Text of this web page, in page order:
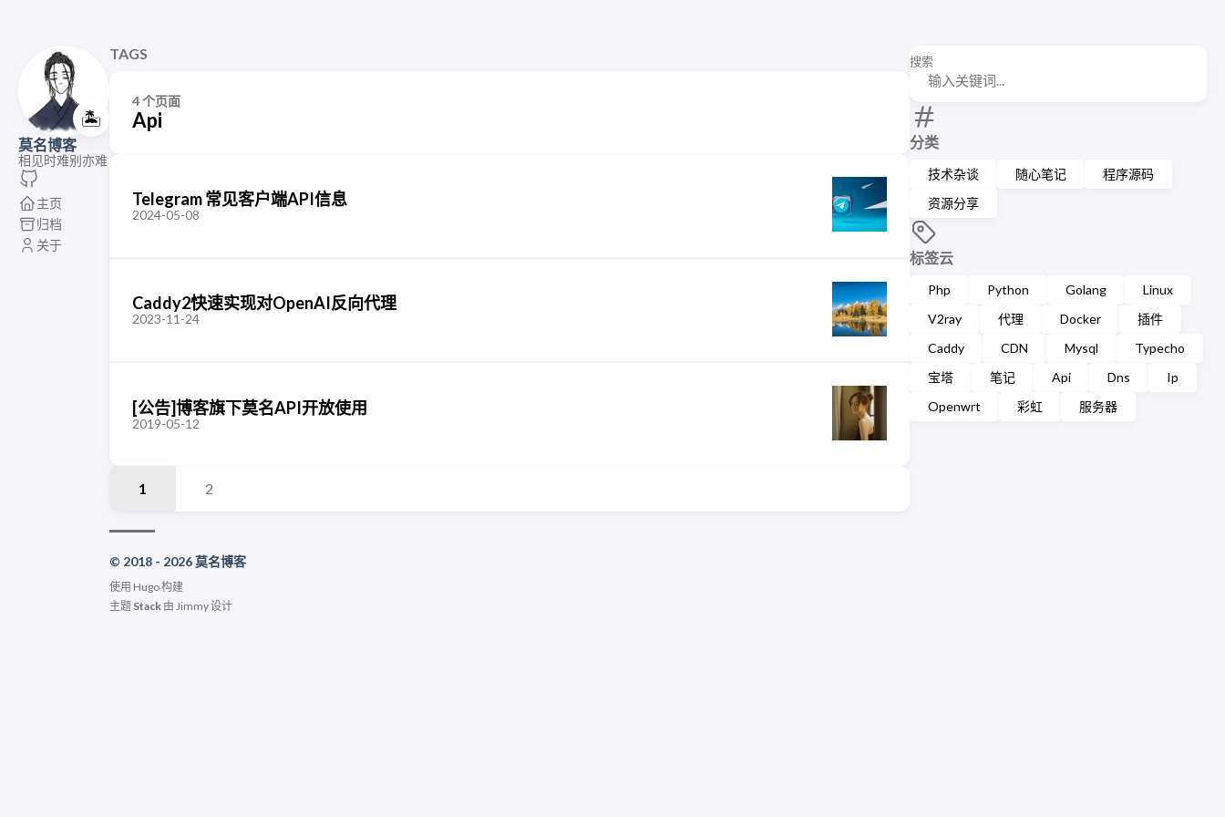
🏝️
莫名博客
相见时难别亦难
主页
归档
关于
搜索
分类
技术杂谈 随心笔记
程序源码
资源分享
标签云
Php Python Golang
Linux
V2ray
代理 Docker
插件
Caddy
CDN Mysql
Typecho
宝塔
笔记 Api Dns
Ip
Openwrt
彩虹 服务器
TAGS
4 个页面
Api
Telegram 常见客户端API信息
2024-05-08
Caddy2快速实现对OpenAI反向代理
2023-11-24
[公告]博客旗下莫名API开放使用
2019-05-12
1 2
© 2018 - 2026 莫名博客
使用 Hugo构建
主题 Stack 由 Jimmy设计